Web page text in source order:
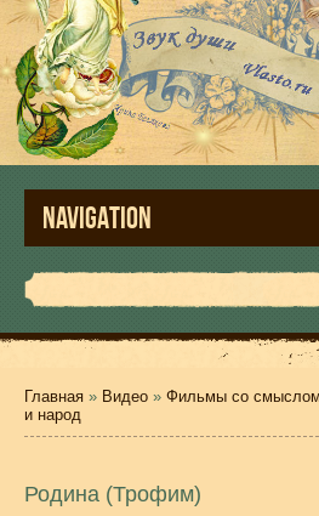
NAVIGATION
Главная » Видео » Фильмы со смыслом
и народ
Родина (Трофим)